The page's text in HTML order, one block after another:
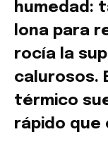
humedad:
lona para
rocía la
calurosos.
térmico
rápido que